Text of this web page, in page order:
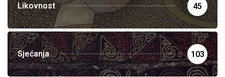
Likovnost 45
Sjećanja 103